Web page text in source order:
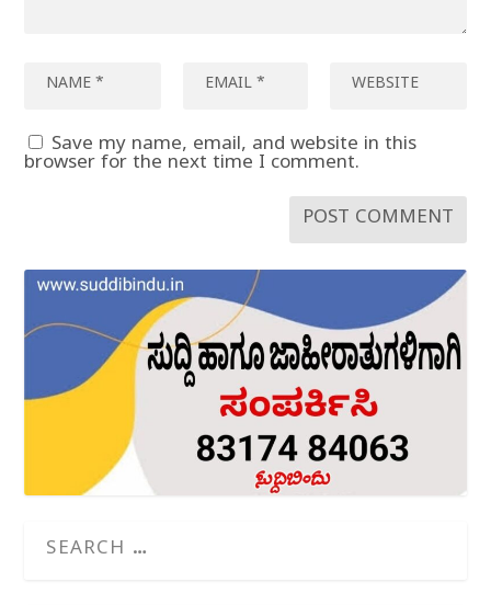
Save my name, email, and website in this
browser for the next time I comment.